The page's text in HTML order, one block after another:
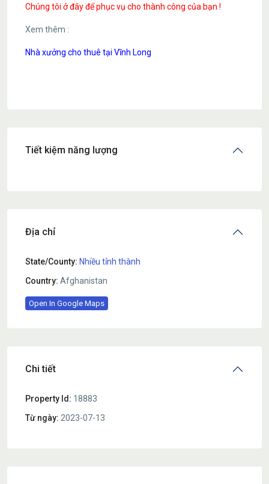
Chúng tôi ở đây để phục vụ cho thành công của bạn !
Xem thêm :
Nhà xưởng cho thuê tại Vĩnh Long
Tiết kiệm năng lượng
Địa chỉ
State/County: Nhiều tỉnh thành
Country: Afghanistan
Open In Google Maps
Chi tiết
Property Id: 18883
Từ ngày: 2023-07-13